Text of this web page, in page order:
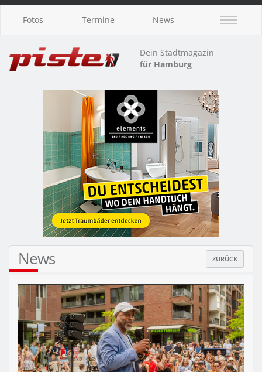
Fotos Termine News
Dein Stadtmagazin
für Hamburg
News ZURÜCK